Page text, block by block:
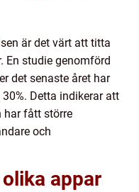
är det värt att titta
En studie genomförd
det senaste året har
Detta indikerar att
har fått större
och
appar